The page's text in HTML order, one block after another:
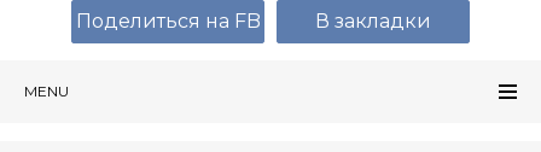
MENU
Поделиться на FB В закладки